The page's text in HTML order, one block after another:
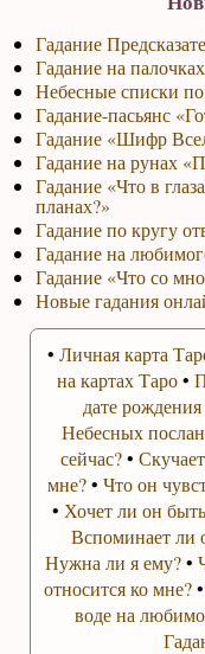
Гадание
Гадание на
Небесные списки
Гадание-пасьянс
Гадание «Шифр
Гадание на рунах
Гадание «Что в
планах?»
Гадание по кругу
Гадание на
Гадание «Что со
Новые гадания
• Личная карта
на картах Таро•
дате рождения
Небесных
сейчас?•
мне?• Что он
• Хочет ли он
Вспоминает ли
Нужна ли я ему?•
относится ко мне?•
воде на